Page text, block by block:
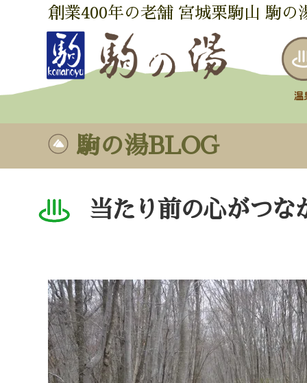
創業400年の老舗 宮城栗駒山 駒の
駒の湯BLOG
当たり前の心がつ